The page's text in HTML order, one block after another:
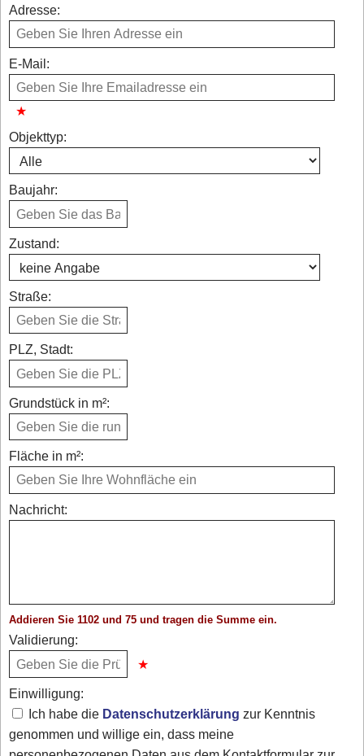
Adresse:
E-Mail:
Objekttyp:
Baujahr:
Zustand:
Straße:
PLZ, Stadt:
Grundstück in m²:
Fläche in m²:
Nachricht:
Addieren Sie 1102 und 75 und tragen die Summe ein.
Validierung:
Einwilligung:
Ich habe die Datenschutzerklärung zur Kenntnis
genommen und willige ein, dass meine